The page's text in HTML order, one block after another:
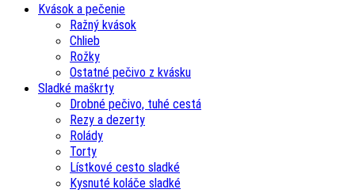
Kvások a pečenie
Ražný kvások
Chlieb
Rožky
Ostatné pečivo z kvásku
Sladké maškrty
Drobné pečivo, tuhé cestá
Rezy a dezerty
Rolády
Torty
Lístkové cesto sladké
Kysnuté koláče sladké